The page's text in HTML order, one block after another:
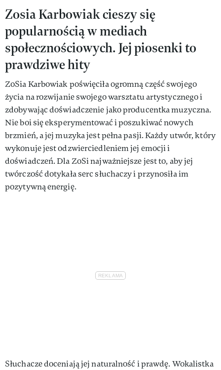
Zosia Karbowiak cieszy się
popularnością w mediach
społecznościowych. Jej piosenki to
prawdziwe hity
ZoSia Karbowiak poświęciła ogromną część swojego
życia na rozwijanie swojego warsztatu artystycznego i
zdobywając doświadczenie jako producentka muzyczna.
Nie boi się eksperymentować i poszukiwać nowych
brzmień, a jej muzyka jest pełna pasji. Każdy utwór, który
wykonuje jest odzwierciedleniem jej emocji i
doświadczeń. Dla ZoSi najważniejsze jest to, aby jej
twórczość dotykała serc słuchaczy i przynosiła im
pozytywną energię.
Słuchacze doceniają jej naturalność i prawdę. Wokalistka